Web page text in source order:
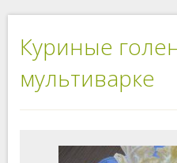
Куриные
мультиварке